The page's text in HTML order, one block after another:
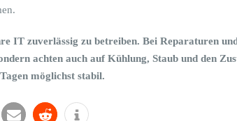
IT zuverlässig zu betreiben. Bei Reparaturen
achten auch auf Kühlung, Staub und den
möglichst stabil.